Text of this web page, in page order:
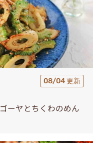
08/04 更新
ーヤとちくわのめん